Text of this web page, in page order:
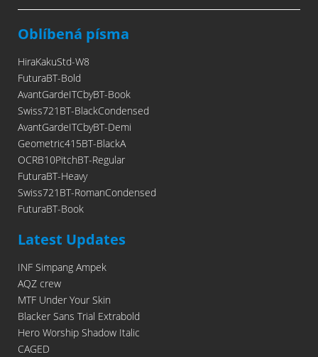
Oblíbená písma
HiraKakuStd-W8
FuturaBT-Bold
AvantGardeITCbyBT-Book
Swiss721BT-BlackCondensed
AvantGardeITCbyBT-Demi
Geometric415BT-BlackA
OCRB10PitchBT-Regular
FuturaBT-Heavy
Swiss721BT-RomanCondensed
FuturaBT-Book
Latest Updates
INF Simpang Ampek
AQZ crew
MTF Under Your Skin
Blacker Sans Trial Extrabold
Hero Worship Shadow Italic
CAGED